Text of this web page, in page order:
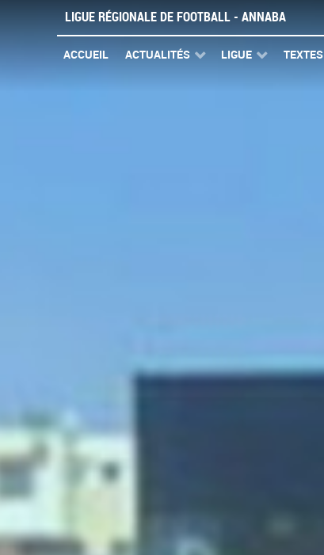
LIGUE RÉGIONALE DE FOOTBALL - ANNABA
ACCUEIL ACTUALITÉS LIGUE TEXTES